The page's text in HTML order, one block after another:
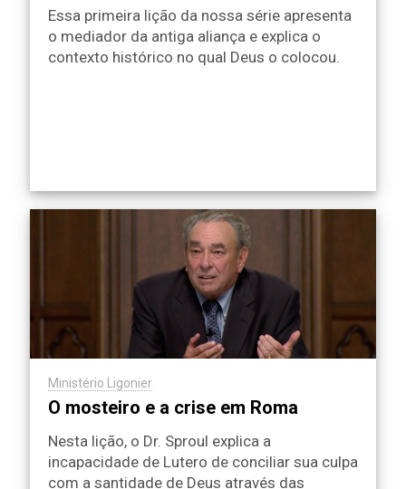
Essa primeira lição da nossa série apresenta
o mediador da antiga aliança e explica o
contexto histórico no qual Deus o colocou.
Ministério Ligonier
O mosteiro e a crise em Roma
Nesta lição, o Dr. Sproul explica a
incapacidade de Lutero de conciliar sua culpa
com a santidade de Deus através das